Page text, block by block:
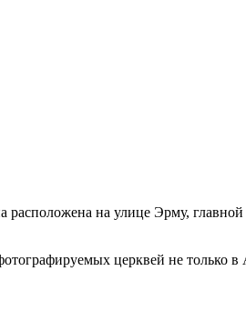
на улице Эрму, главной
церквей не только